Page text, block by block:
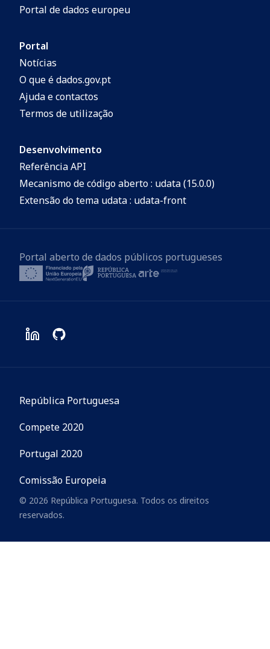
Portal de dados europeu
Portal
Notícias
O que é dados.gov.pt
Ajuda e contactos
Termos de utilização
Desenvolvimento
Referência API
Mecanismo de código aberto : udata (15.0.0)
Extensão do tema udata : udata-front
Portal aberto de dados públicos portugueses
República Portuguesa
Compete 2020
Portugal 2020
Comissão Europeia
© 2026 República Portuguesa. Todos os direitos
reservados.